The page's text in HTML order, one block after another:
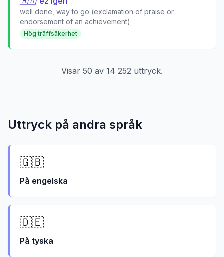
well done, way to go (exclamation of praise or
endorsement of an achievement)
Hög träffsäkerhet
Visar 50 av 14 252 uttryck.
Uttryck på andra språk
🇬🇧
På engelska
🇩🇪
På tyska